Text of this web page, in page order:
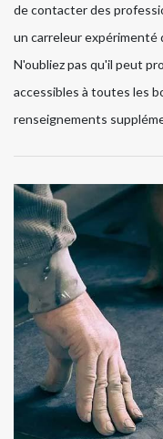
de contacter des
un carreleur expérimenté
N'oubliez pas qu'il peut
accessibles à toutes les
renseignements